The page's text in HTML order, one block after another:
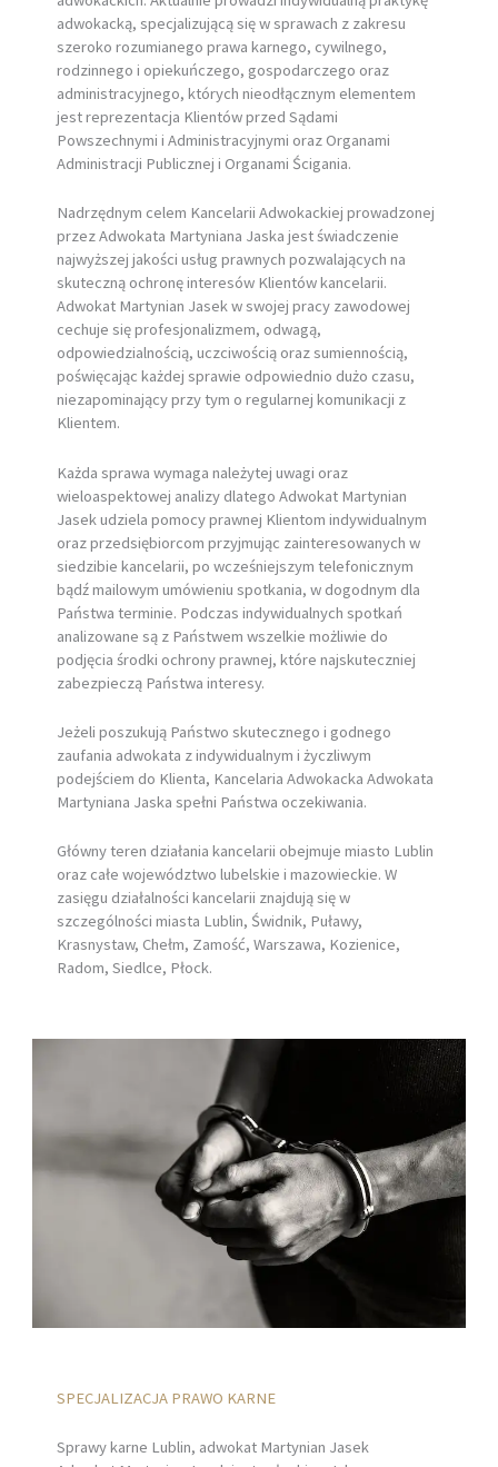
adwokacką, specjalizującą się w sprawach z zakresu
szeroko rozumianego prawa karnego, cywilnego,
rodzinnego i opiekuńczego, gospodarczego oraz
administracyjnego, których nieodłącznym elementem
jest reprezentacja Klientów przed Sądami
Powszechnymi i Administracyjnymi oraz Organami
Administracji Publicznej i Organami Ścigania.
Nadrzędnym celem Kancelarii Adwokackiej prowadzonej
przez Adwokata Martyniana Jaska jest świadczenie
najwyższej jakości usług prawnych pozwalających na
skuteczną ochronę interesów Klientów kancelarii.
Adwokat Martynian Jasek w swojej pracy zawodowej
cechuje się profesjonalizmem, odwagą,
odpowiedzialnością, uczciwością oraz sumiennością,
poświęcając każdej sprawie odpowiednio dużo czasu,
niezapominający przy tym o regularnej komunikacji z
Klientem.
Każda sprawa wymaga należytej uwagi oraz
wieloaspektowej analizy dlatego Adwokat Martynian
Jasek udziela pomocy prawnej Klientom indywidualnym
oraz przedsiębiorcom przyjmując zainteresowanych w
siedzibie kancelarii, po wcześniejszym telefonicznym
bądź mailowym umówieniu spotkania, w dogodnym dla
Państwa terminie. Podczas indywidualnych spotkań
analizowane są z Państwem wszelkie możliwie do
podjęcia środki ochrony prawnej, które najskuteczniej
zabezpieczą Państwa interesy.
Jeżeli poszukują Państwo skutecznego i godnego
zaufania adwokata z indywidualnym i życzliwym
podejściem do Klienta, Kancelaria Adwokacka Adwokata
Martyniana Jaska spełni Państwa oczekiwania.
Główny teren działania kancelarii obejmuje miasto Lublin
oraz całe województwo lubelskie i mazowieckie. W
zasięgu działalności kancelarii znajdują się w
szczególności miasta Lublin, Świdnik, Puławy,
Krasnystaw, Chełm, Zamość, Warszawa, Kozienice,
Radom, Siedlce, Płock.
SPECJALIZACJA PRAWO KARNE
Sprawy karne Lublin, adwokat Martynian Jasek